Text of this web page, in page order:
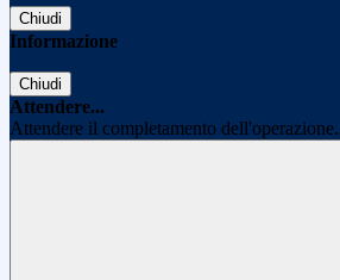
Chiudi
Informazione
Chiudi
Attendere...
Attendere il completamento